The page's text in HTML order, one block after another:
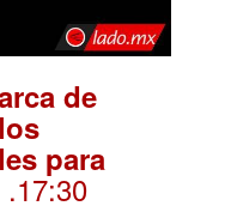
de
para
.17:30